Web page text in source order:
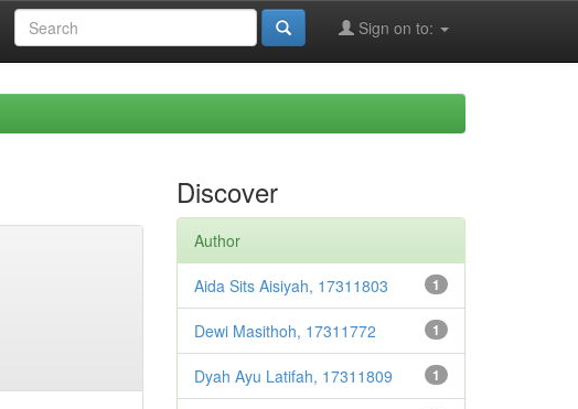
Sign on to:
Discover
Author
1
Aida Sits Aisiyah, 17311803
1
Dewi Masithoh, 17311772
1
Dyah Ayu Latifah, 17311809